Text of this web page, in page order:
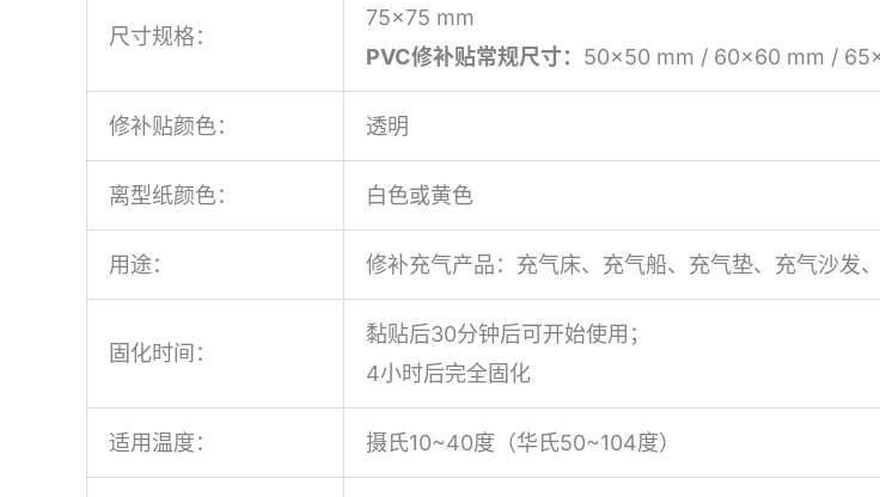
尺寸规格：
75×75 mm
PVC修补贴常规尺寸： 50×50 mm / 60×60 mm /
修补贴颜色： 透明
离型纸颜色： 白色或黄色
用途： 修补充气产品：充气床、充气船、充气垫、充气沙发
固化时间：
黏贴后30分钟后可开始使用；
4小时后完全固化
适用温度： 摄氏10~40度（华氏50~104度）